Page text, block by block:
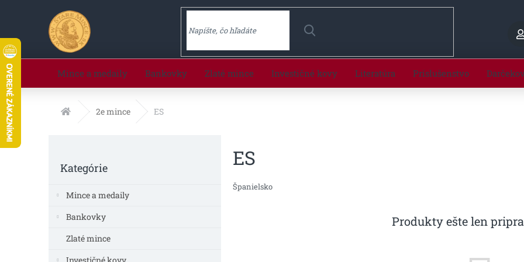
HĽADAŤ
Mince a medaily Bankovky Zlaté mince Investičné kovy Literatúra Príslušenstvo
Domov2e mince ES
kategórie
Kategórie
Mince a medaily
Bankovky
Zlaté mince
ES
Španielsko
Produkty ešte len